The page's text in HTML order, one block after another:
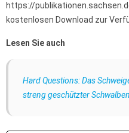
https://
kostenlosen Download zur
Lesen Sie auch
Hard Questions: Das
streng geschützter Schwalben